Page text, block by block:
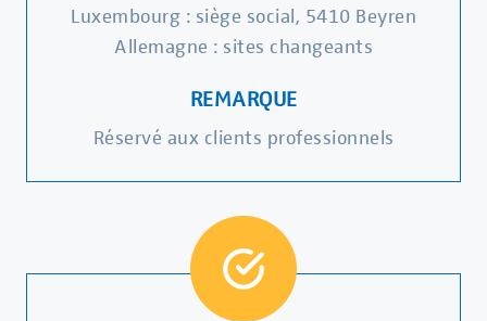
Luxembourg : siège social, 5410 Beyren
Allemagne : sites changeants
REMARQUE
Réservé aux clients professionnels